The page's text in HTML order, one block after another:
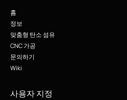
홈
정보
맞춤형 탄소 섬유
CNC 가공
문의하기
Wiki
사용자 지정